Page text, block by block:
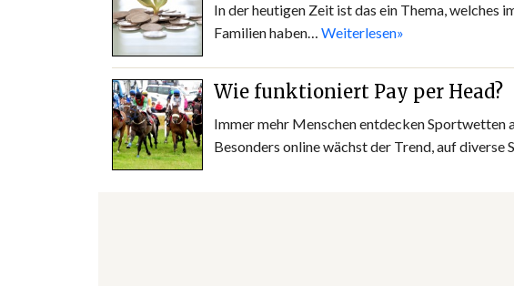
In der heutigen Zeit ist das ein Thema, welches
Familien haben… Weiterlesen»
Wie funktioniert Pay per Head?
Immer mehr Menschen entdecken Sportwetten
Besonders online wächst der Trend, auf diverse